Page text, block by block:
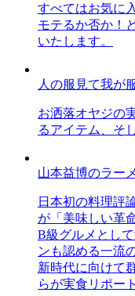
すべてはお気に
モテるか否か！
いたします。
人の服見て我が
お洒落オヤジの
るアイテム、そ
山本益博のラー
日本初の料理評
が「美味しい革
B級グルメとし
ンも認める一流
新時代に向けて
らが実食リポー